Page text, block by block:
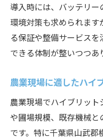
ハイブリット
性の向上
燃費改善を目指す
最新動向
運用コスト削
ント
省エネと燃費
導入時には、バッテリ
環境対策も求められま
る保証や整備サービス
できる体制が整いつつあ
農業現場に適したハイ
農業現場でハイブリッ
や圃場規模、既存機械
です。特に千葉県山武